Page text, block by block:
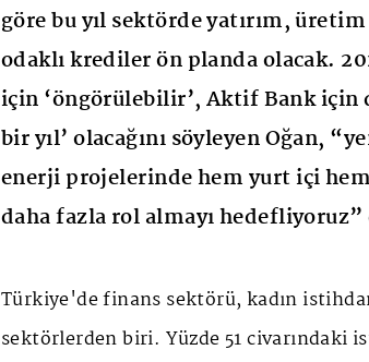
göre bu yıl sektörde yatırım,
odaklı krediler ön planda olacak.
için ‘öngörülebilir’, Aktif Bank için
bir yıl’ olacağını söyleyen Oğan,
enerji projelerinde hem yurt içi
daha fazla rol almayı
Türkiye'de finans sektörü, kadın
sektörlerden biri. Yüzde 51 civarındaki